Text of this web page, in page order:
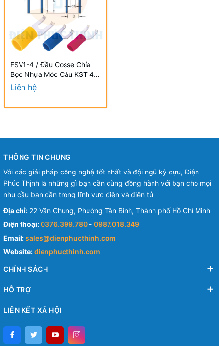
FSV1-4 / Đầu Cosse Chỉa
Bọc Nhựa Móc Câu KST 4-6
mm2 (100 Cái/Bịch) -
VINYL-INSULATED FLANGE
Liên hệ
THÔNG TIN CHUNG
Với các giải pháp công nghệ tốt nhất và đội ngũ kỳ cựu, Điện
Phúc Thịnh là những gì bạn cần cùng đồng hành với bạn cho mọi
nhu cầu bạn cần trong lĩnh vực điện và điện tử
Địa chỉ: 22 Văn Chung, Phường Tân Bình, Thành phố Hồ Chí Minh
Điện thoại:0376.399.780 - 0987.018.349
Email:sales@dienphucthinh.com
Website:dienphucthinh.com
CHÍNH SÁCH
HỖ TRỢ
LIÊN KẾT XÃ HỘI